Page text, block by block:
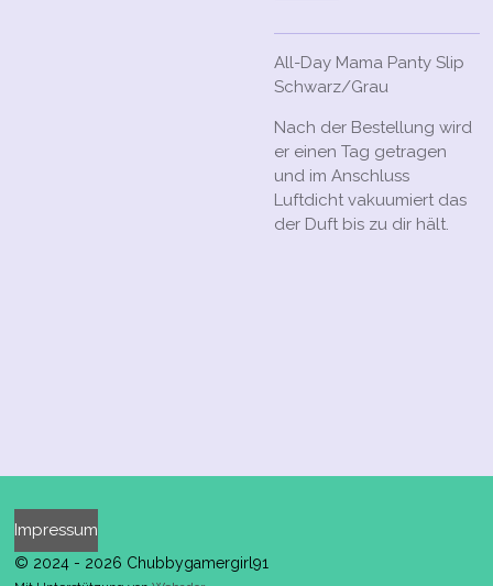
All-Day Mama Panty Slip
Schwarz/Grau
Nach der Bestellung wird
er einen Tag getragen
und im Anschluss
Luftdicht vakuumiert das
der Duft bis zu dir hält.
Impressum
© 2024 - 2026 Chubbygamergirl91